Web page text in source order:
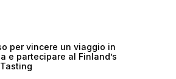
per vincere un viaggio in
e partecipare al Finland’s